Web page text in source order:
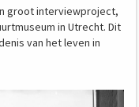
groot interviewproject,
in Utrecht. Dit
van het leven in